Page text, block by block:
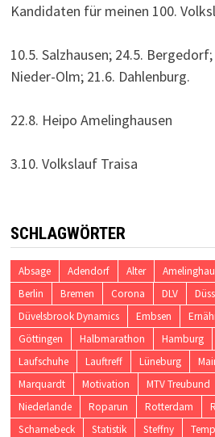
Kandidaten für meinen 100.
10.5. Salzhausen; 24.5.
Nieder-Olm; 21.6. Dahlenburg.
22.8. Heipo Amelinghausen
3.10. Volkslauf Traisa
SCHLAGWÖRTER
Absage Adendorf Alter
Berlin
Bremen Corona DLV
Düvelsbrook Dynamics
Embsen
Göttingen
Halbmarathon Hamburg
Laufschuhe
Lauftreff Lüneburg
Marquardt
Motivation MTV Treubund
Niederlande
Roparun Rotterdam
Scharnebeck
Statistik Steffny